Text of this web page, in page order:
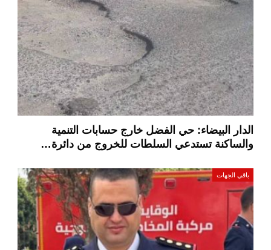
الدار البيضاء: حي الفضل خارج حسابات التنمية
والساكنة تستدعي السلطات للخروج من دائرة…
باقي الجهات